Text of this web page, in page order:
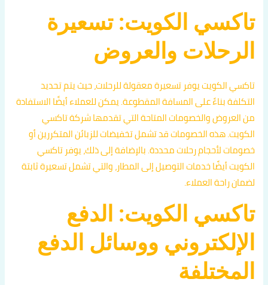
تاكسي الكويت: تسعيرة
الرحلات والعروض
تاكسي الكويت يوفر تسعيرة معقولة للرحلات، حيث يتم تحديد
التكلفة بناءً على المسافة المقطوعة. يمكن للعملاء أيضًا الاستفادة
من العروض والخصومات المتاحة التي تقدمها شركة تاكسي
الكويت. هذه الخصومات قد تشمل تخفيضات للزبائن المتكررين أو
خصومات لأحجام رحلات محددة. بالإضافة إلى ذلك، يوفر تاكسي
الكويت أيضًا خدمات التوصيل إلى المطار، والتي تشمل تسعيرة ثابتة
لضمان راحة العملاء.
تاكسي الكويت: الدفع
الإلكتروني ووسائل الدفع
المختلفة